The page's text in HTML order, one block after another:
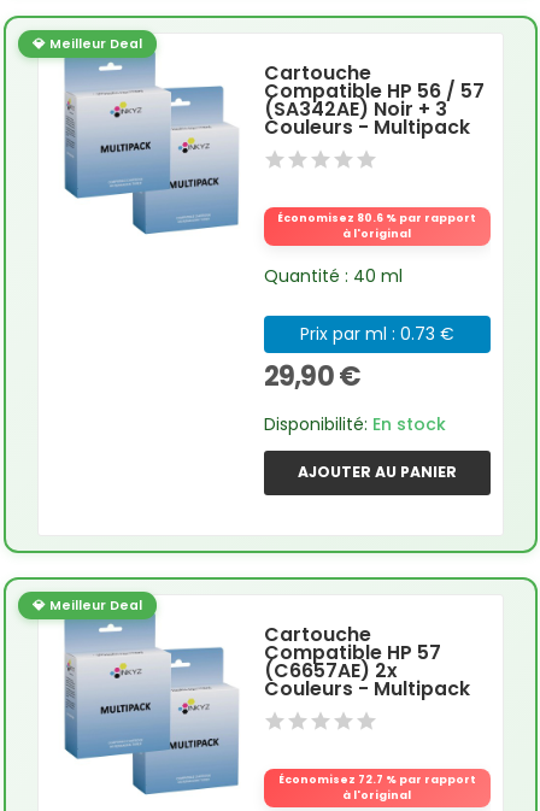
💎 Meilleur Deal
Cartouche
Compatible HP 56 / 57
(SA342AE) Noir + 3
Couleurs - Multipack
Économisez 80.6 % par rapport
à l'original
Quantité : 40 ml
Prix par ml : 0.73 €
29,90 €
Disponibilité: En stock
AJOUTER AU PANIER
💎 Meilleur Deal
Cartouche
Compatible HP 57
(C6657AE) 2x
Couleurs - Multipack
Économisez 72.7 % par rapport
à l'original